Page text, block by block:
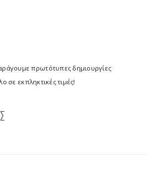
πρωτότυπες δημιουργίες
σε εκπληκτικές τιμές!